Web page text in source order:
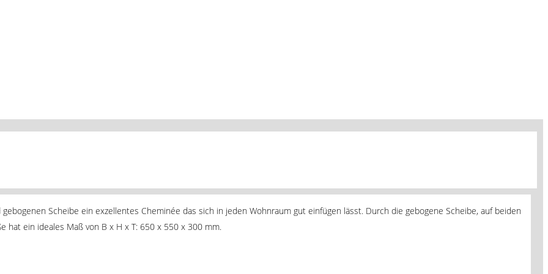
Scheibe ein exzellentes Cheminée das sich in jeden Wohnraum gut einfügen lässt. Durch die gebogene Scheibe, auf beiden
hat ein ideales Maß von B x H x T: 650 x 550 x 300 mm.